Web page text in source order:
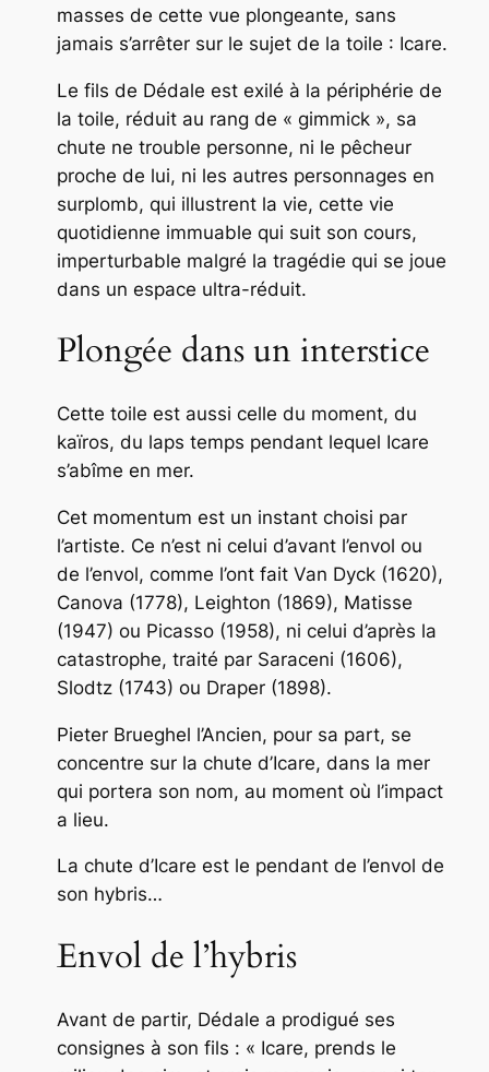
masses de cette vue plongeante, sans
jamais s’arrêter sur le sujet de la toile : Icare.
Le fils de Dédale est exilé à la périphérie de
la toile, réduit au rang de « gimmick », sa
chute ne trouble personne, ni le pêcheur
proche de lui, ni les autres personnages en
surplomb, qui illustrent la vie, cette vie
quotidienne immuable qui suit son cours,
imperturbable malgré la tragédie qui se joue
dans un espace ultra-réduit.
Plongée dans un interstice
Cette toile est aussi celle du moment, du
kaïros, du laps temps pendant lequel Icare
s’abîme en mer.
Cet momentum est un instant choisi par
l’artiste. Ce n’est ni celui d’avant l’envol ou
de l’envol, comme l’ont fait Van Dyck (1620),
Canova (1778), Leighton (1869), Matisse
(1947) ou Picasso (1958), ni celui d’après la
catastrophe, traité par Saraceni (1606),
Slodtz (1743) ou Draper (1898).
Pieter Brueghel l’Ancien, pour sa part, se
concentre sur la chute d’Icare, dans la mer
qui portera son nom, au moment où l’impact
a lieu.
La chute d’Icare est le pendant de l’envol de
son hybris…
Envol de l’hybris
Avant de partir, Dédale a prodigué ses
consignes à son fils : « Icare, prends le